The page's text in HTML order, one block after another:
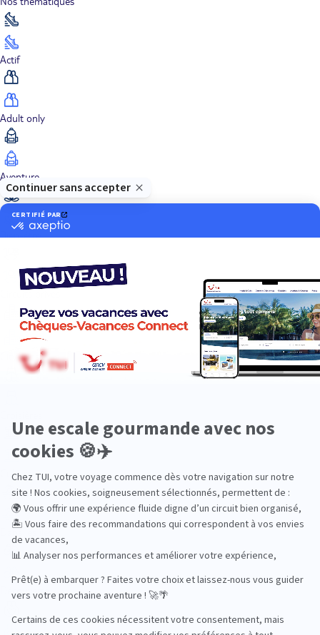
Actif
Adult only
Aventure
Bien-être
Circuits privés
City Trips
Culture
Dans les îles
Découverte